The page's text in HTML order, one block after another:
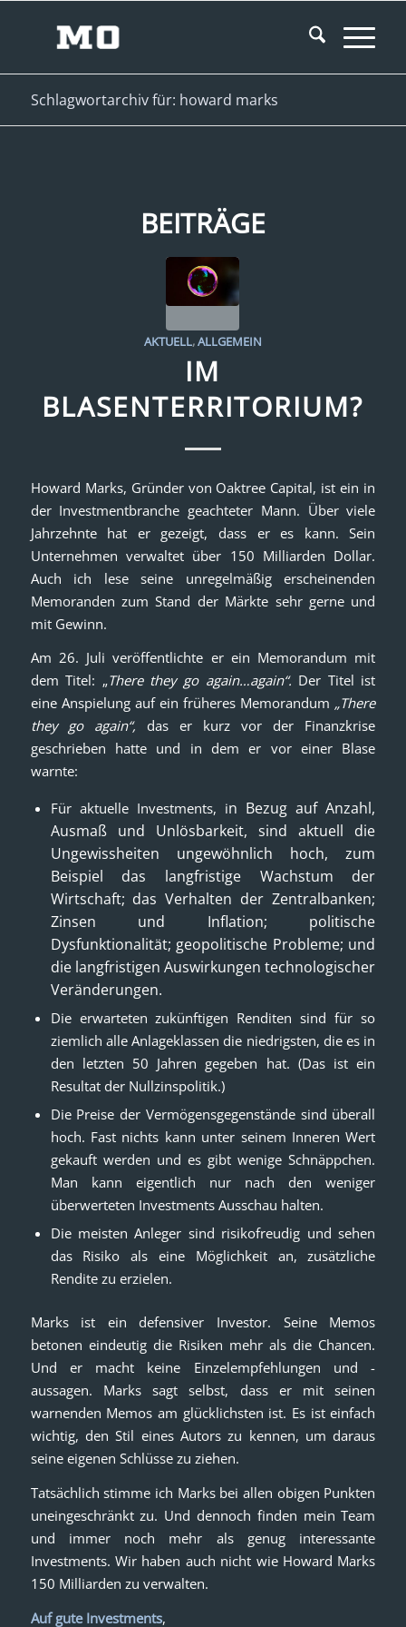
Schlagwortarchiv für: howard marks
BEITRÄGE
AKTUELL,ALLGEMEIN
IM
BLASENTERRITORIUM?
Howard Marks, Gründer von Oaktree Capital, ist ein in
der Investmentbranche geachteter Mann. Über viele
Jahrzehnte hat er gezeigt, dass er es kann. Sein
Unternehmen verwaltet über 150 Milliarden Dollar.
Auch ich lese seine unregelmäßig erscheinenden
Memoranden zum Stand der Märkte sehr gerne und
mit Gewinn.
Am 26. Juli veröffentlichte er ein Memorandum mit
dem Titel: „There they go again…again“. Der Titel ist
eine Anspielung auf ein früheres Memorandum „There
they go again“, das er kurz vor der Finanzkrise
geschrieben hatte und in dem er vor einer Blase
warnte:
Für aktuelle Investments, in Bezug auf Anzahl,
Ausmaß und Unlösbarkeit, sind aktuell die
Ungewissheiten ungewöhnlich hoch, zum
Beispiel das langfristige Wachstum der
Wirtschaft; das Verhalten der Zentralbanken;
Zinsen und Inflation; politische
Dysfunktionalität; geopolitische Probleme; und
die langfristigen Auswirkungen technologischer
Veränderungen.
Die erwarteten zukünftigen Renditen sind für so
ziemlich alle Anlageklassen die niedrigsten, die es in
den letzten 50 Jahren gegeben hat. (Das ist ein
Resultat der Nullzinspolitik.)
Die Preise der Vermögensgegenstände sind überall
hoch. Fast nichts kann unter seinem Inneren Wert
gekauft werden und es gibt wenige Schnäppchen.
Man kann eigentlich nur nach den weniger
überwerteten Investments Ausschau halten.
Die meisten Anleger sind risikofreudig und sehen
das Risiko als eine Möglichkeit an, zusätzliche
Rendite zu erzielen.
Marks ist ein defensiver Investor. Seine Memos
betonen eindeutig die Risiken mehr als die Chancen.
Und er macht keine Einzelempfehlungen und -
aussagen. Marks sagt selbst, dass er mit seinen
warnenden Memos am glücklichsten ist. Es ist einfach
wichtig, den Stil eines Autors zu kennen, um daraus
seine eigenen Schlüsse zu ziehen.
Tatsächlich stimme ich Marks bei allen obigen Punkten
uneingeschränkt zu. Und dennoch finden mein Team
und immer noch mehr als genug interessante
Investments. Wir haben auch nicht wie Howard Marks
150 Milliarden zu verwalten.
Auf gute Investments,